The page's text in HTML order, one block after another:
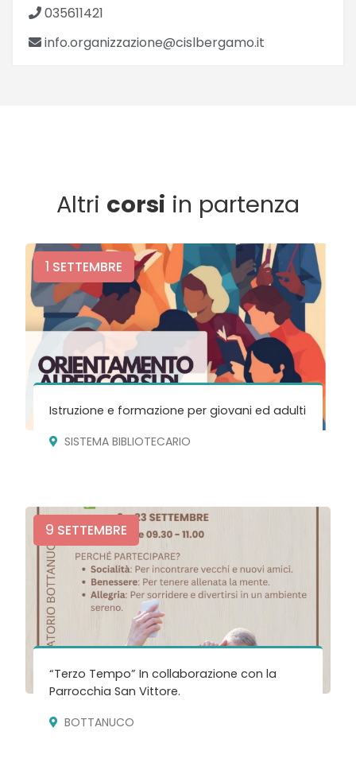
035611421
info.organizzazione@cislbergamo.it
Altri corsi in partenza
1 SETTEMBRE
Istruzione e formazione per giovani ed adulti
SISTEMA BIBLIOTECARIO
9 SETTEMBRE
“Terzo Tempo” In collaborazione con la
Parrocchia San Vittore.
BOTTANUCO